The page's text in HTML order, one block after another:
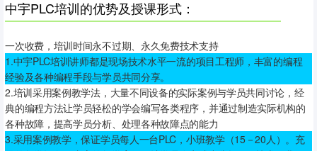
中宇PLC培训的优势及授课形式：
一次收费，培训时间永不过期、永久免费技术支持
1.中宇PLC培训讲师都是现场技术水平一流的项目工程师，丰富的编程
经验及各种编程手段与学员共同分享。
2.培训采用案例教学法，大量不同设备的实际案例与学员共同讨论，经
典的编程方法让学员轻松的学会编写各类程序，并通过制造实际机构的
各种故障，提高学员分析、处理各种故障点的能力
3.采用案例教学，保证学员每人一台PLC，小班教学（15－20人）。充